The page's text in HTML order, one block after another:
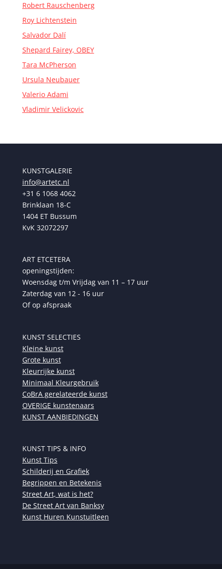
Robert Rauschenberg
Roy Lichtenstein
Salvador Dalí
Shepard Fairey, OBEY
Tara McPherson
Ursula Neubauer
Valerio Adami
Vladimir Velickovic
KUNSTGALERIE
info@artetc.nl
+31 6 1068 4062
Brinklaan 18-C
1404 ET Bussum
KvK 32072297
ART ETCETERA
openingstijden:
Woensdag t/m Vrijdag van 11 – 17 uur
Zaterdag van 12 - 16 uur
Of op afspraak
KUNST SELECTIES
Kleine kunst
Grote kunst
Kleurrijke kunst
Minimaal Kleurgebruik
CoBrA gerelateerde kunst
OVERIGE kunstenaars
KUNST AANBIEDINGEN
KUNST TIPS & INFO
Kunst Tips
Schilderij en Grafiek
Begrippen en Betekenis
Street Art, wat is het?
De Street Art van Banksy
Kunst Huren Kunstuitleen